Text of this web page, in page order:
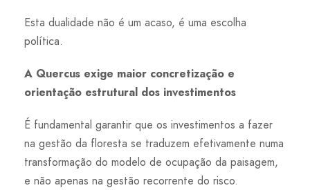
Esta dualidade não é um acaso, é uma escolha
política.
A Quercus exige maior concretização e
orientação estrutural dos investimentos
É fundamental garantir que os investimentos a fazer
na gestão da floresta se traduzem efetivamente numa
transformação do modelo de ocupação da paisagem,
e não apenas na gestão recorrente do risco.